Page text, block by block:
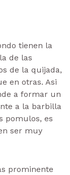
tienen la
de las
de la quijada,
en otras. Asi
a formar un
a la barbilla
pomulos, es
ser muy
prominente